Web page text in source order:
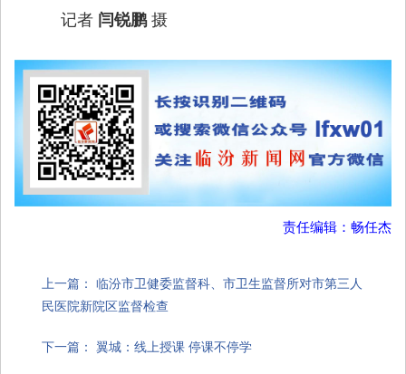
记者 闫锐鹏摄
责任编辑：畅任杰
上一篇： 临汾市卫健委监督科、市卫生监督所对市第三人
民医院新院区监督检查
下一篇： 翼城：线上授课 停课不停学